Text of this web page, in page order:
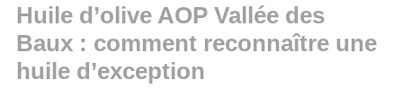
Huile d’olive AOP Vallée des
Baux : comment reconnaître une
huile d’exception